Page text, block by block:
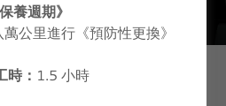
保養週期》
公里進行《預防性更換》
時： 1.5 小時